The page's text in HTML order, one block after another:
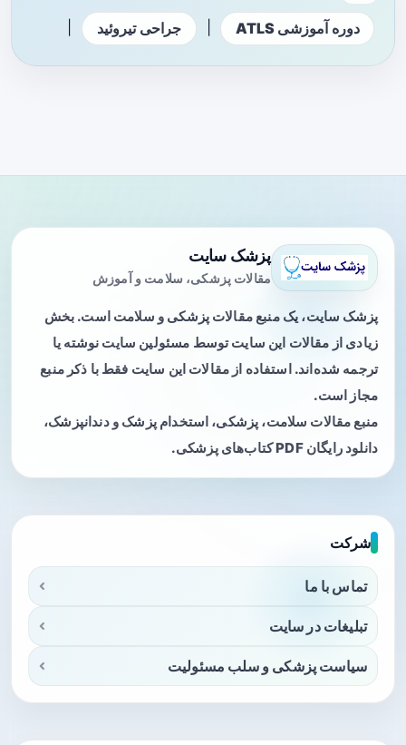
دوره آموزشی ATLS جراحی تیروئید
پزشک سایت
مقالات پزشکی، سلامت و آموزش
پزشک سایت، یک منبع مقالات پزشکی و سلامت است. بخش
زیادی از مقالات این سایت توسط مسئولین سایت نوشته یا
ترجمه شده‌اند. استفاده از مقالات این سایت فقط با ذکر منبع
مجاز است.
منبع مقالات سلامت، پزشکی، استخدام پزشک و دندانپزشک،
دانلود رایگان PDF کتاب‌های پزشکی.
شرکت
تماس با ما
تبلیغات در سایت
سیاست پزشکی و سلب مسئولیت